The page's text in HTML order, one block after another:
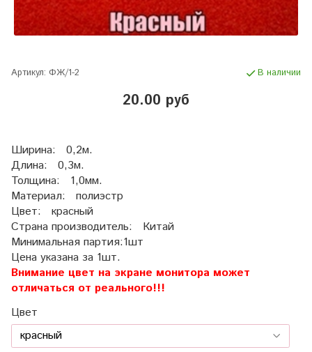
Артикул: ФЖ/1-2 В наличии
20.00 руб
Ширина: 0,2м.
Длина: 0,3м.
Толщина: 1,0мм.
Материал: полиэстр
Цвет: красный
Страна производитель: Китай
Минимальная партия:1шт
Цена указана за 1шт.
Внимание цвет на экране монитора может
отличаться от реального!!!
Цвет